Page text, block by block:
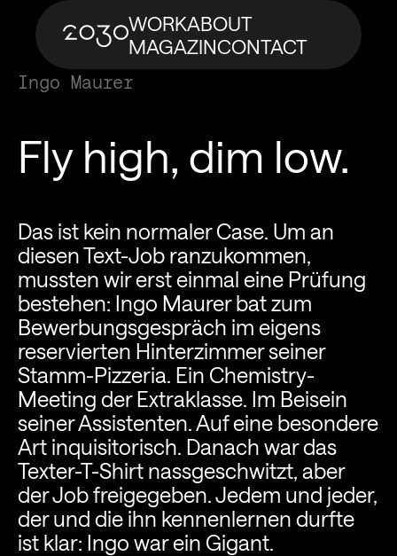
WORKABOUT
MAGAZINCONTACT
Ingo Maurer
Fly high, dim low.
Das ist kein normaler Case. Um an
diesen Text-Job ranzukommen,
mussten wir erst einmal eine Prüfung
bestehen: Ingo Maurer bat zum
Bewerbungsgespräch im eigens
reservierten Hinterzimmer seiner
Stamm-Pizzeria. Ein Chemistry-
Meeting der Extraklasse. Im Beisein
seiner Assistenten. Auf eine besondere
Art inquisitorisch. Danach war das
Texter-T-Shirt nassgeschwitzt, aber
der Job freigegeben. Jedem und jeder,
der und die ihn kennenlernen durfte
ist klar: Ingo war ein Gigant.